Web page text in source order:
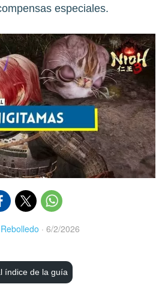
especiales.
· 6/2/2026
índice de la guía